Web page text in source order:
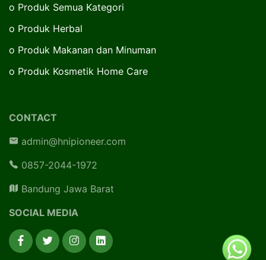
o Produk Semua Kategori
o Produk Herbal
o Produk Makanan dan Minuman
o Produk Kosmetik Home Care
CONTACT
admin@hnipioneer.com
0857-2044-1972
Bandung Jawa Barat
SOCIAL MEDIA